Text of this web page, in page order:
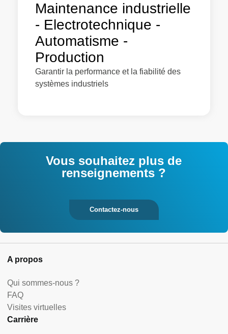
Maintenance industrielle
- Electrotechnique -
Automatisme -
Production
Garantir la performance et la fiabilité des
systèmes industriels
Vous souhaitez plus de
renseignements ?
Contactez-nous
A propos
Qui sommes-nous ?
FAQ
Visites virtuelles
Carrière